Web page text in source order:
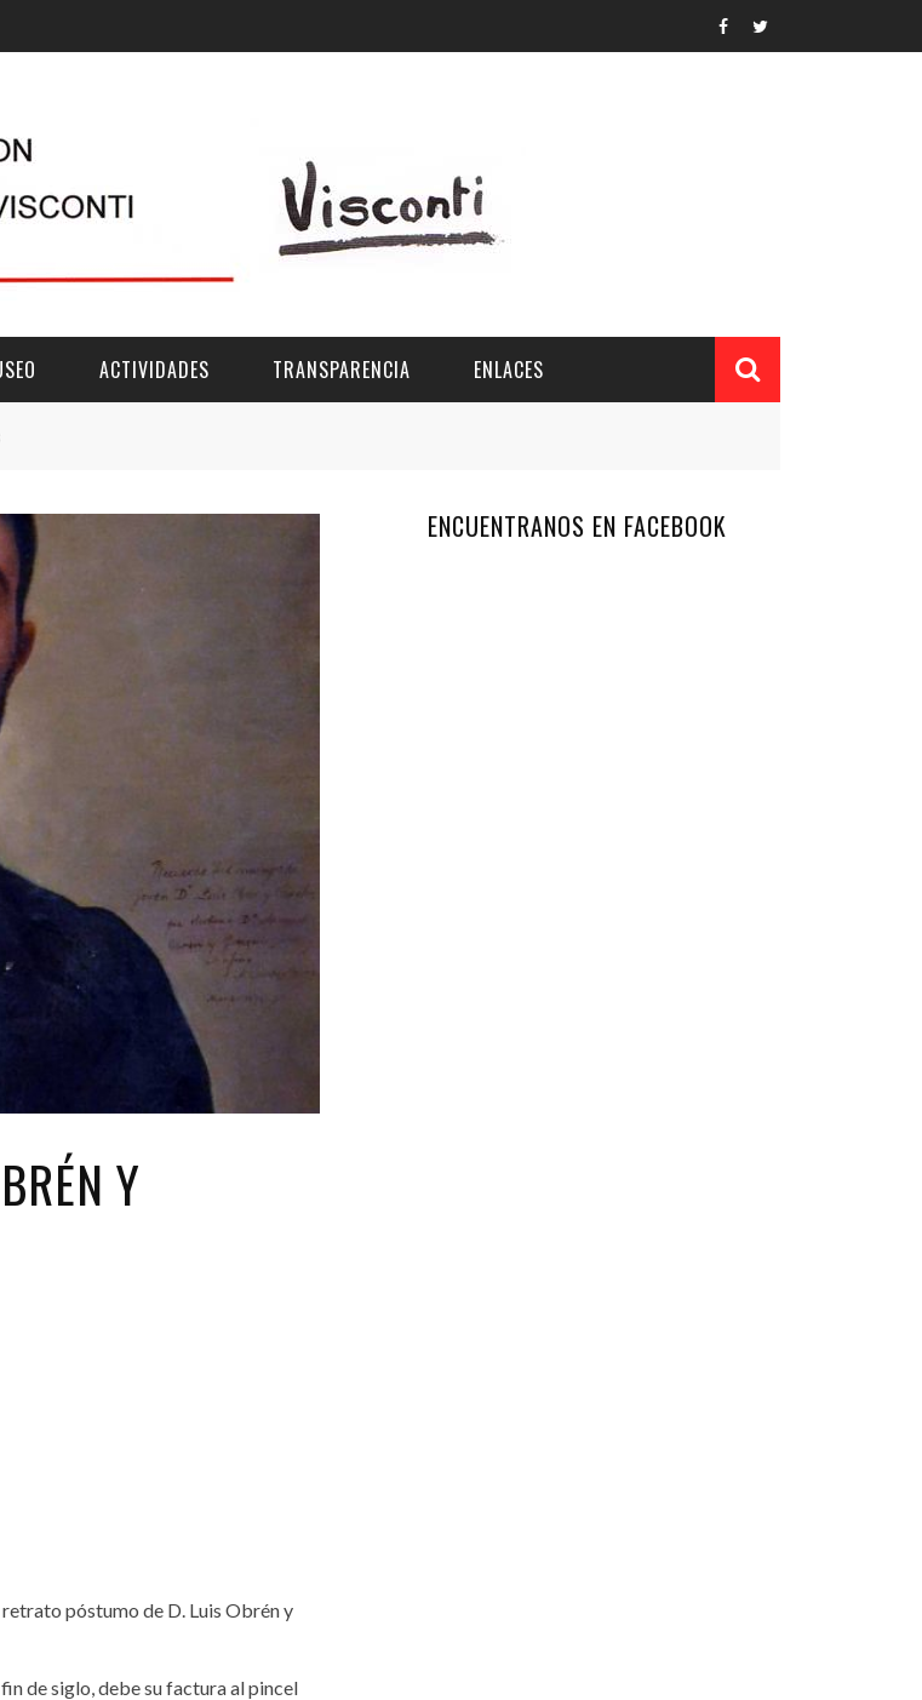
ACTIVIDADES
OTRAS ACTIVIDADES DE ÁMBITO COMARCAL Y PROVINCIAL
TRANSPARENCIA
REUNIONES Y ACUERDOS DEL PATRONATO
ENLACES
Y
retrato póstumo de D. Luis Obrén y
de siglo, debe su factura al pincel
ENCUENTRANOS EN FACEBOOK